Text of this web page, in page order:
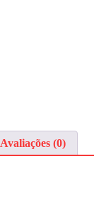
Avaliações (0)